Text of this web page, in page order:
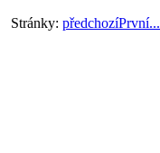
Stránky: předchozíPrvní...